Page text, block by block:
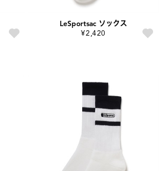
LeSportsac ソックス
¥2,420